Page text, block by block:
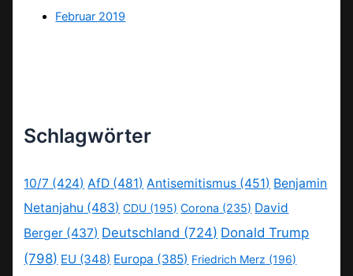
Februar 2019
Schlagwörter
10/7 (424) AfD (481) Antisemitismus (451) Benjamin
Netanjahu (483) CDU (195) Corona (235) David
Berger (437) Deutschland (724) Donald Trump
(798) EU (348) Europa (385) Friedrich Merz (196)